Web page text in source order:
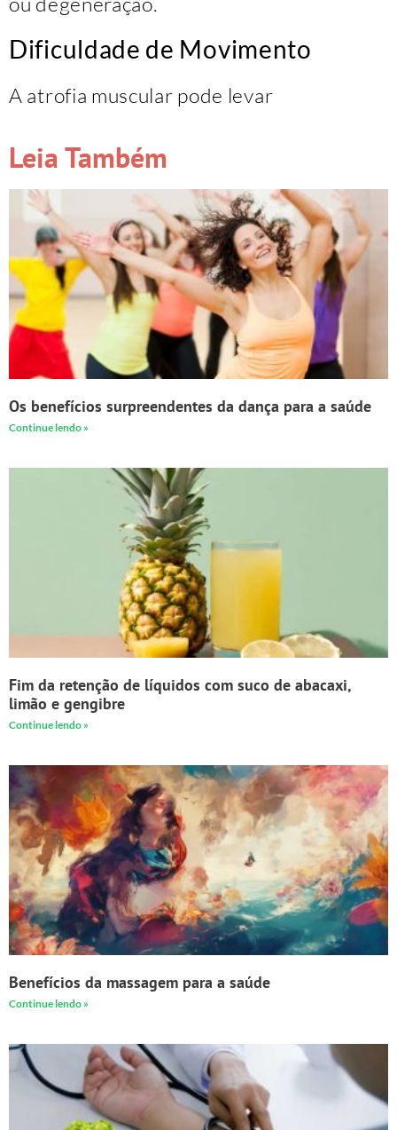
Dificuldade de Movimento
A atrofia muscular pode levar
Leia Também
Os benefícios surpreendentes da dança para a saúde
Continue lendo »
Fim da retenção de líquidos com suco de abacaxi,
limão e gengibre
Continue lendo »
Benefícios da massagem para a saúde
Continue lendo »